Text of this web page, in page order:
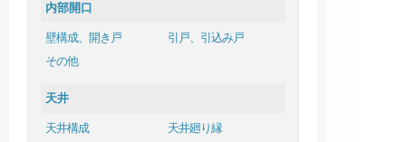
内部開口
壁構成、開き戸
引戸、引込み戸
その他
天井
天井構成
天井廻り縁